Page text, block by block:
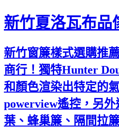
新竹夏洛瓦布品
新竹窗簾樣式選購推
商行！獨特Hunter
和顏色渲染出特定的
powerview遙控，另
葉、蜂巢簾、隔間拉